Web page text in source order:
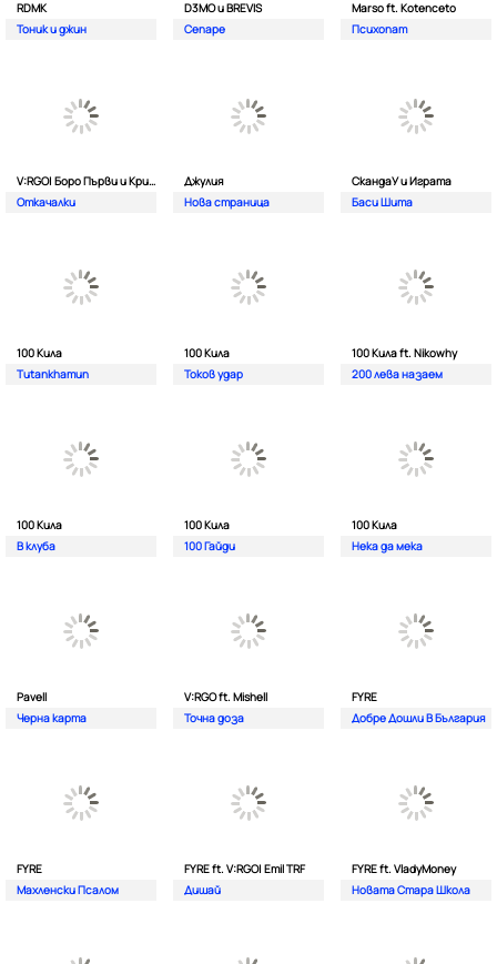
RDMK
Тоник и джин
D3MO и BREVIS
Сепаре
Marso ft. Kotenceto
Психопат
V:RGO| Боро Първи и Криско
Откачалки
Джулия
Нова страница
СкандаУ и Играта
Баси Шита
100 Кила
Tutankhamun
100 Кила
Токов удар
100 Кила ft. Nikowhy
200 лева назаем
100 Кила
В клуба
100 Кила
100 Гайди
100 Кила
Нека да мека
Pavell
Черна карта
V:RGO ft. Mishell
Точна доза
FYRE
Добре Дошли В България
FYRE
Махленски Псалом
FYRE ft. V:RGO| Emil TRF
Дишай
FYRE ft. VladyMoney
Новата Стара Школа